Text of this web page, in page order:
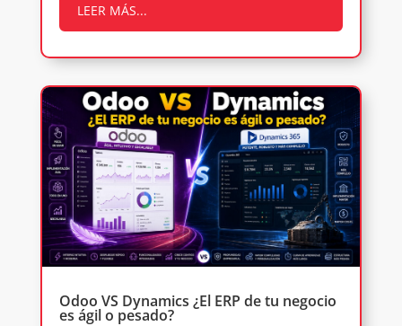
LEER MÁS...
Odoo VS Dynamics ¿El ERP de tu negocio
es ágil o pesado?